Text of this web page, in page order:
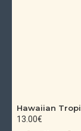
13.00€